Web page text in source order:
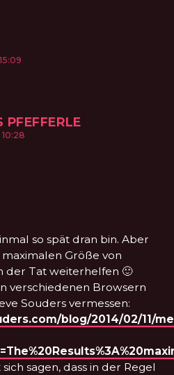
PFEFFERLE
so spät dran bin. Aber
Größe von
der Tat weiterhelfen 🙂
verschiedenen Browsern
Souders vermessen:
blog/2014/02/11/
sagen, dass in der Regel